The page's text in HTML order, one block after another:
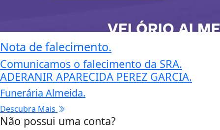
Nota de falecimento.
Comunicamos o falecimento da SRA.
ADERANIR APARECIDA PEREZ GARCIA.
Funerária Almeida.
Descubra Mais
Não possui uma conta?